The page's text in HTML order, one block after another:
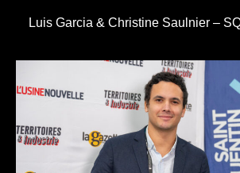
Luis Garcia & Christine Saulnier –